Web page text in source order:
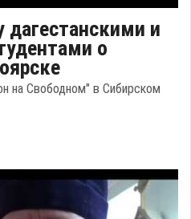
и
о
на Свободном" в Сибирском